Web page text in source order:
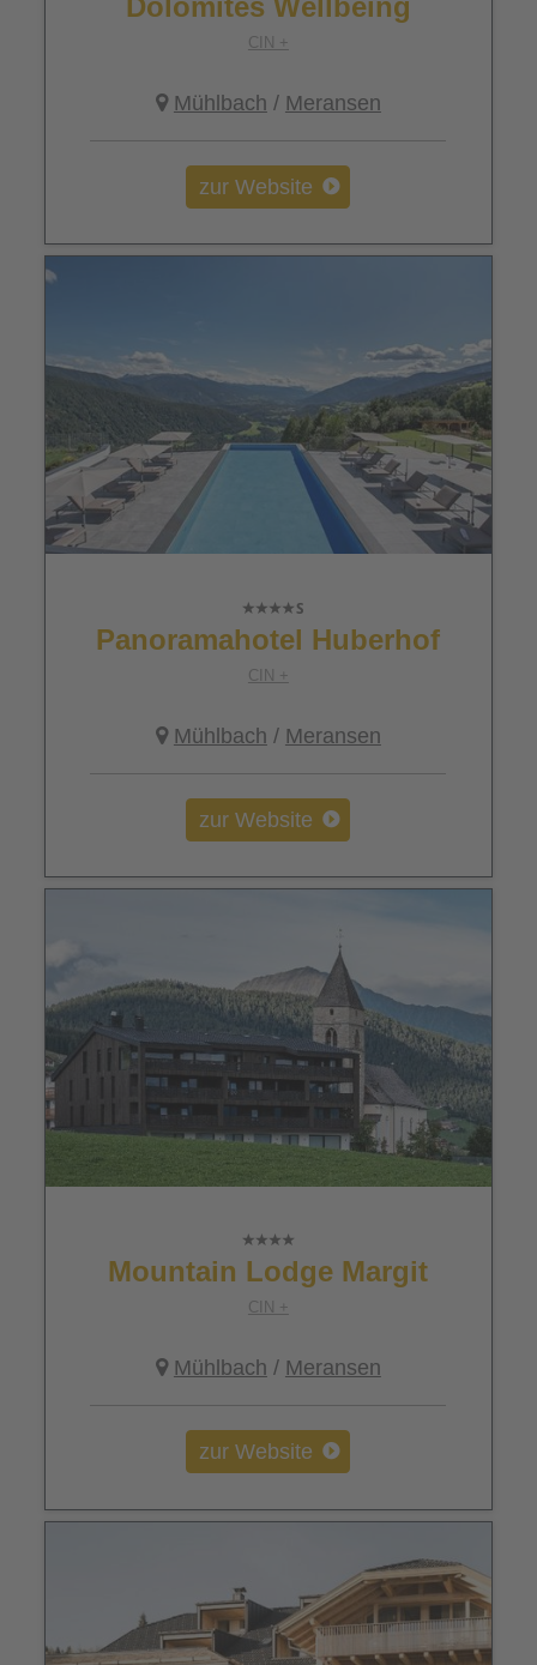
CIN +
Mühlbach / Meransen
zur Website
Panoramahotel Huberhof
CIN +
Mühlbach / Meransen
zur Website
Mountain Lodge Margit
CIN +
Mühlbach / Meransen
zur Website